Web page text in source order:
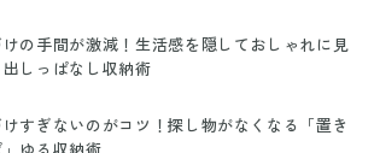
の手間が激減！生活感を隠しておしゃれに見
しっぱなし収納術
すぎないのがコツ！探し物がなくなる「置き